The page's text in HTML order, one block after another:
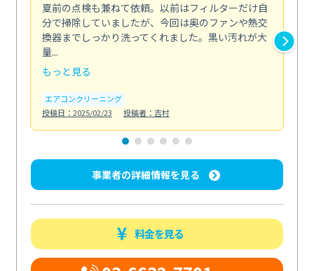
夏前の点検も兼ねて依頼。以前はフィルターだけ自
分で掃除していましたが、今回は奥のファンや熱交
換器までしっかり洗ってくれました。黒い汚れが大
量...
もっと見る
エアコンクリーニング
投稿日：2025/02/23
投稿者：吉村
事業者の詳細情報を見る
料金を見る